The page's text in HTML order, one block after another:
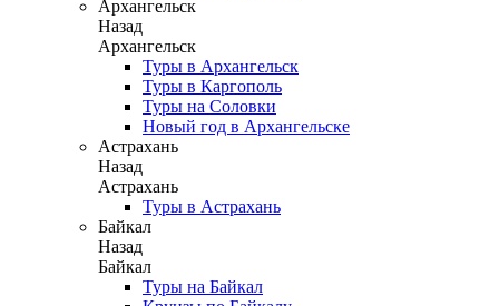
Архангельск
Назад
Архангельск
Туры в Архангельск
Туры в Каргополь
Туры на Соловки
Новый год в Архангельске
Астрахань
Назад
Астрахань
Туры в Астрахань
Байкал
Назад
Байкал
Туры на Байкал